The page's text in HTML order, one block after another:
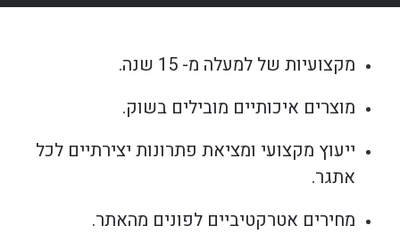
מקצועיות של למעלה מ- 15 שנה.
מוצרים איכותיים מובילים בשוק.
ייעוץ מקצועי ומציאת פתרונות יצירתיים לכל
אתגר.
מחירים אטרקטיביים לפונים מהאתר.